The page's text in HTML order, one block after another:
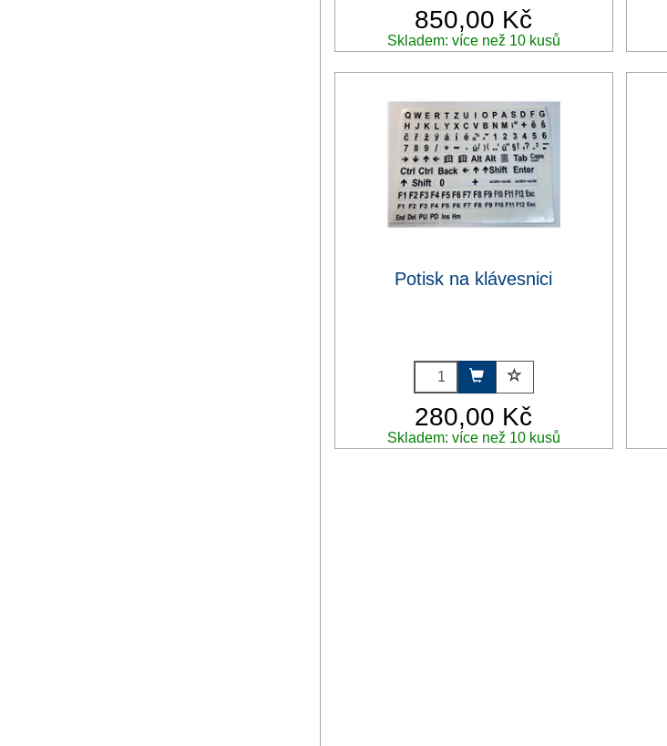
850,00 Kč
Skladem: více než 10 kusů
Potisk na klávesnici
280,00 Kč
Skladem: více než 10 kusů